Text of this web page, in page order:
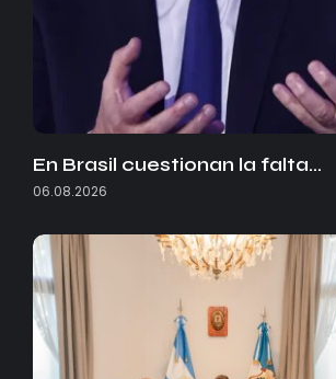
En Brasil cuestionan la falta…
06.08.2026